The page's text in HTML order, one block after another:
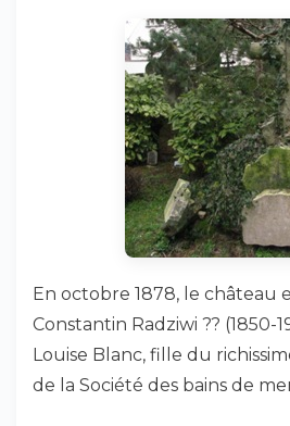
En octobre 1878, le château
Constantin Radziwi ?? (1850-
Louise Blanc, fille du
de la Société des bains de